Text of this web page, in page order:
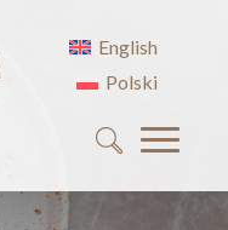
English
Polski
Search
for: